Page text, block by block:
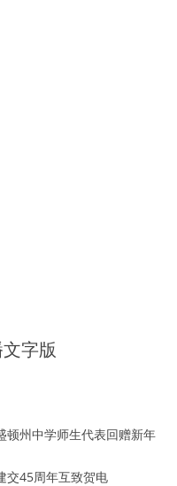
字版
顿州中学师生代表回赠新年
交45周年互致贺电